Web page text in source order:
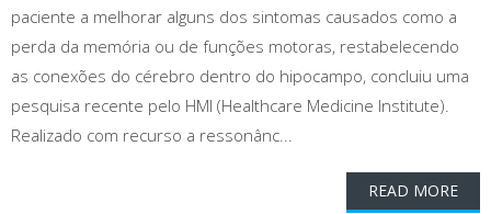
paciente a melhorar alguns dos sintomas causados como a
perda da memória ou de funções motoras, restabelecendo
as conexões do cérebro dentro do hipocampo, concluiu uma
pesquisa recente pelo HMI (Healthcare Medicine Institute).
Realizado com recurso a ressonânc...
READ MORE